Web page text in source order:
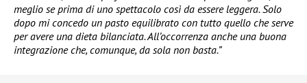
meglio se prima di uno spettacolo così da essere leggera. Solo
dopo mi concedo un pasto equilibrato con tutto quello che serve
per avere una dieta bilanciata. All’occorrenza anche una buona
integrazione che, comunque, da sola non basta.”